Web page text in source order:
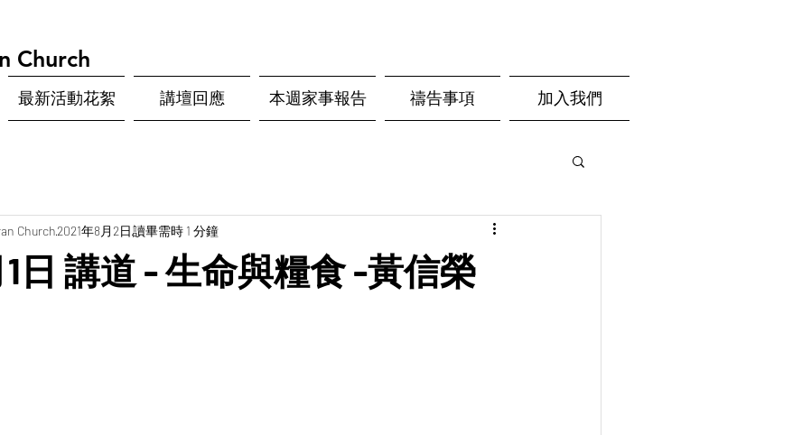
Church
最新活動花絮 講壇回應 本週家事報告 禱告事項 加入我們
日 講道 - 生命與糧食 -黃信榮
Church2021年8月2日讀畢需時 1 分鐘